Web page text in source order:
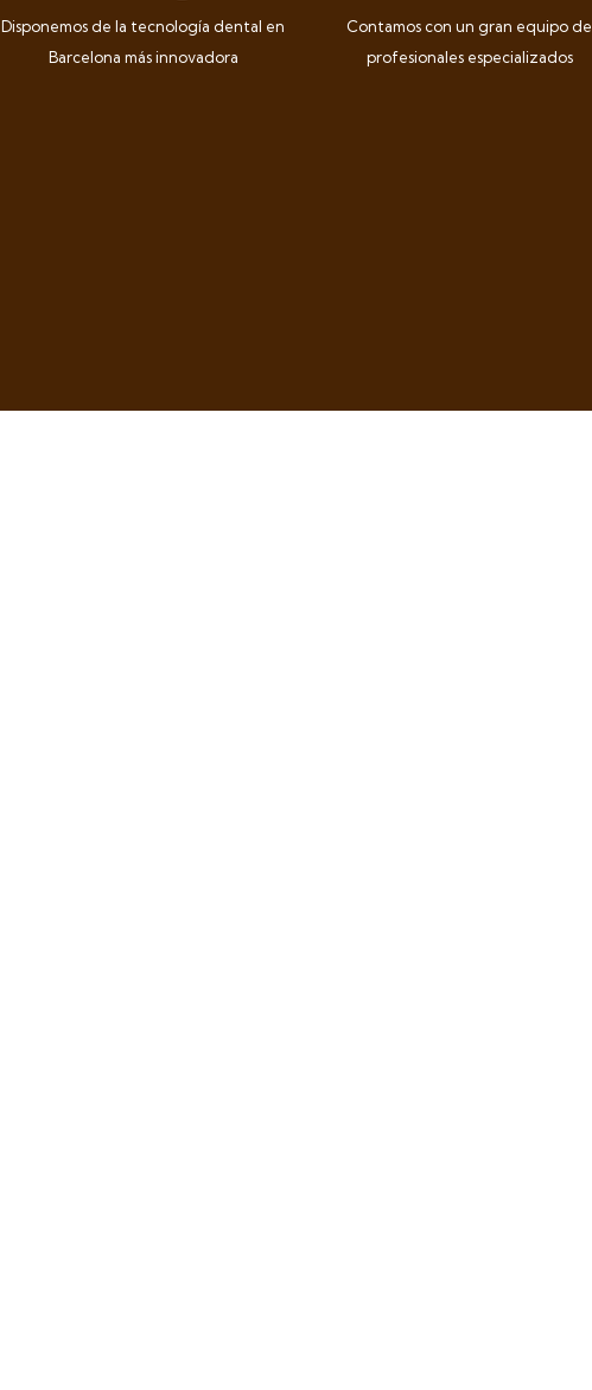
Disponemos de la tecnología dental en
Barcelona más innovadora
Contamos con un gran equipo de
profesionales especializados